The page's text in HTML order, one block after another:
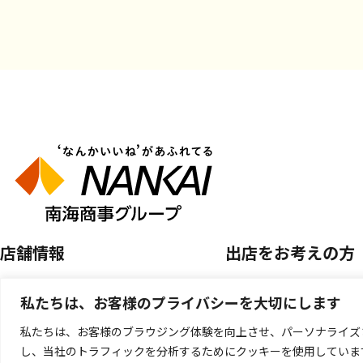
私たちは、お客様のプライバシーを大切にします
私たちは、お客様のブラウジング体験を向上させ、パーソナライ
し、当社のトラフィックを分析するためにクッキーを使用してい
店舗情報
店舗を探す
開催中のPOP UP SHOP
出店をお考えの方
空き区画のご案内
催事店舗出店のご案
キッチンカー出店の